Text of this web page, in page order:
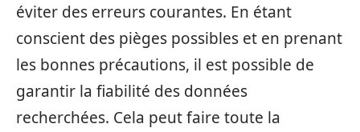
éviter des erreurs courantes. En étant
conscient des pièges possibles et en prenant
les bonnes précautions, il est possible de
garantir la fiabilité des données
recherchées. Cela peut faire toute la